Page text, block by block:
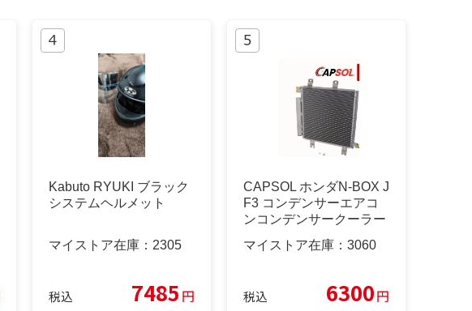
Kabuto RYUKI ブラック
システムヘルメット
マイストア在庫： 2305
税込 7485 円
CAPSOL ホンダN-BOX J
F3 コンデンサーエアコ
ンコンデンサークーラー
マイストア在庫： 3060
税込 6300円